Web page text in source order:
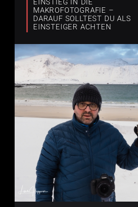
EINSTIEG IN DIE
MAKROFOTOGRAFIE –
DARAUF SOLLTEST DU ALS
EINSTEIGER ACHTEN